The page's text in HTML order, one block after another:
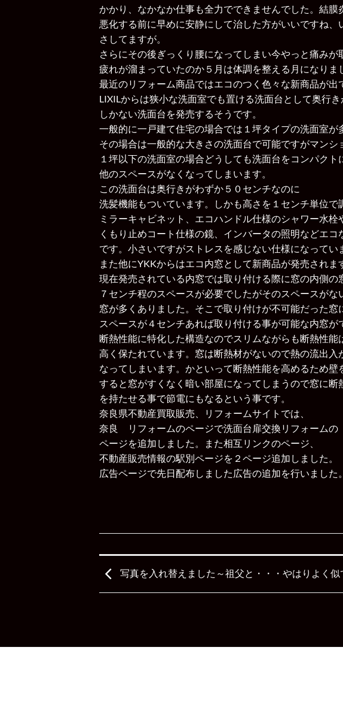
かかり、なかなか仕事も全力でできませんでした。結膜
悪化する前に早めに安静にして治した方がいいですね、
さしてますが。
さらにその後ぎっくり腰になってしまい今やっと痛みが
疲れが溜まっていたのか５月は体調を整える月になりま
最近のリフォーム商品ではエコのつく色々な新商品が出
LIXILからは狭小な洗面室でも置ける洗面台として奥行
しかない洗面台を発売するそうです。
一般的に一戸建て住宅の場合では１坪タイプの洗面室が
その場合は一般的な大きさの洗面台で可能ですがマンシ
１坪以下の洗面室の場合どうしても洗面台をコンパクト
他のスペースがなくなってしまいます。
この洗面台は奥行きがわずか５０センチなのに
洗髪機能もついています。しかも高さを１センチ単位で
ミラーキャビネット、エコハンドル仕様のシャワー水栓
くもり止めコート仕様の鏡、インバータの照明などエコ
です。小さいですがストレスを感じない仕様になってい
また他にYKKからはエコ内窓として新商品が発売されま
現在発売されている内窓では取り付ける際に窓の内側の
７センチ程のスペースが必要でしたがそのスペースがな
窓が多くありました。そこで取り付けが不可能だった窓
スペースが４センチあれば取り付ける事が可能な内窓が
断熱性能に特化した構造なのでスリムながらも断熱性能
高く保たれています。窓は断熱材がないので熱の流出入
なってしまいます。かといって断熱性能を高めるため壁
すると窓がすくなく暗い部屋になってしまうので窓に断
を持たせる事で節電にもなるという事です。
奈良県不動産買取販売、リフォームサイト では、
奈良 リフォームのページで洗面台扉交換リフォームの
ページを追加しました。また相互リンクのページ
不動産販売情報の駅別ページを２ページ追加しました。
広告ページで先日配布しました広告の追加を行いました。
写真を入れ替えました～祖父と・・・やはりよく似